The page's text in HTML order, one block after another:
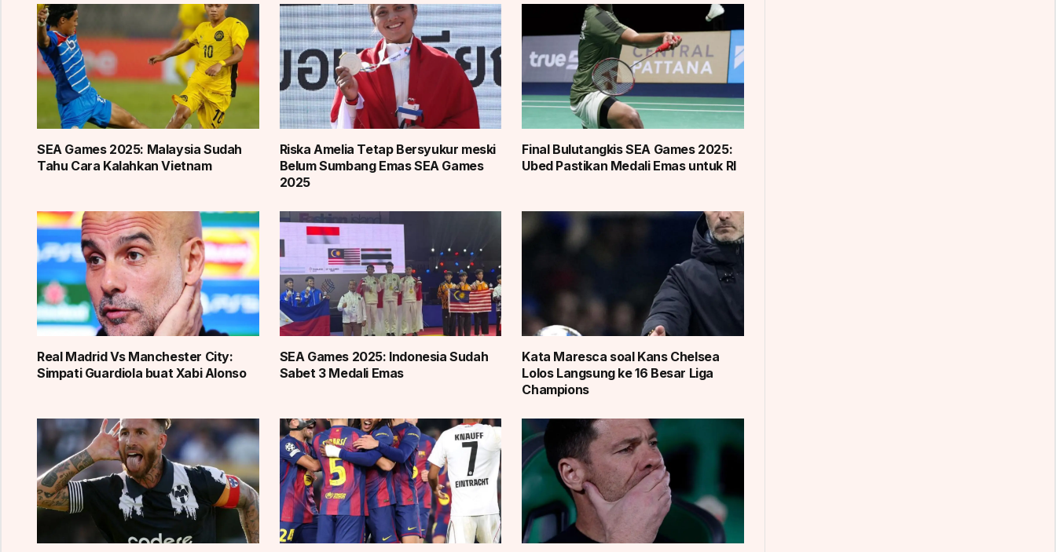
SEA Games 2025: Malaysia Sudah
Tahu Cara Kalahkan Vietnam
Riska Amelia Tetap Bersyukur meski
Belum Sumbang Emas SEA Games
2025
Final Bulutangkis SEA Games 2025:
Ubed Pastikan Medali Emas untuk RI
Real Madrid Vs Manchester City:
Simpati Guardiola buat Xabi Alonso
SEA Games 2025: Indonesia Sudah
Sabet 3 Medali Emas
Kata Maresca soal Kans Chelsea
Lolos Langsung ke 16 Besar Liga
Champions